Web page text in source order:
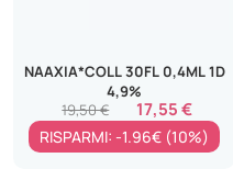
NAAXIA*COLL 30FL 0,4ML 1D
4,9%
17,55 €
19,50 €
RISPARMI: -1.96€ (10%)